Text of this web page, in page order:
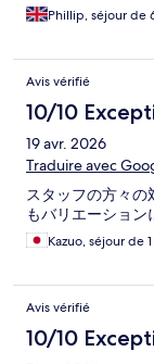
Phillip, séjour de
Avis vérifié
10/10
19 avr. 2026
Traduire avec
スタッフの方々
もバリエーション
Kazuo, séjour de
Avis vérifié
10/10